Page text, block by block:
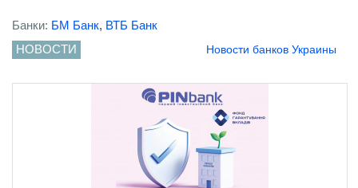
Банки: БМ Банк, ВТБ Банк
НОВОСТИ
Новости банков Украины